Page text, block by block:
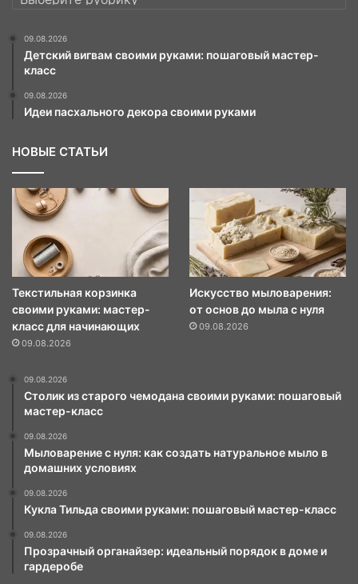
09.08.2026
Детский вигвам своими руками: пошаговый мастер-
класс
09.08.2026
Идеи пасхального декора своими руками
НОВЫЕ СТАТЬИ
Текстильная корзинка
своими руками: мастер-
класс для начинающих
09.08.2026
Искусство мыловарения:
от основ до мыла с нуля
09.08.2026
09.08.2026
Столик из старого чемодана своими руками: пошаговый
мастер-класс
09.08.2026
Мыловарение с нуля: как создать натуральное мыло в
домашних условиях
09.08.2026
Кукла Тильда своими руками: пошаговый мастер-класс
09.08.2026
Прозрачный органайзер: идеальный порядок в доме и
гардеробе